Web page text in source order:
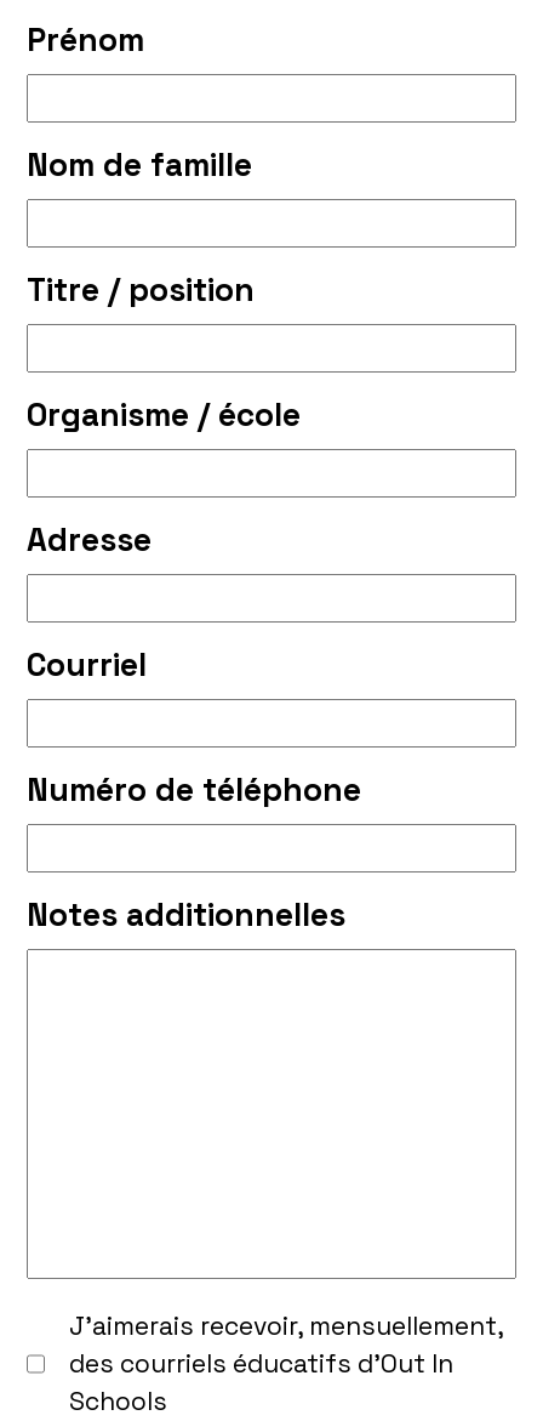
Prénom
Nom de famille
Titre / position
Organisme / école
Adresse
Courriel
Numéro de téléphone
Notes additionnelles
J’aimerais recevoir, mensuellement,
des courriels éducatifs d’Out In
Schools